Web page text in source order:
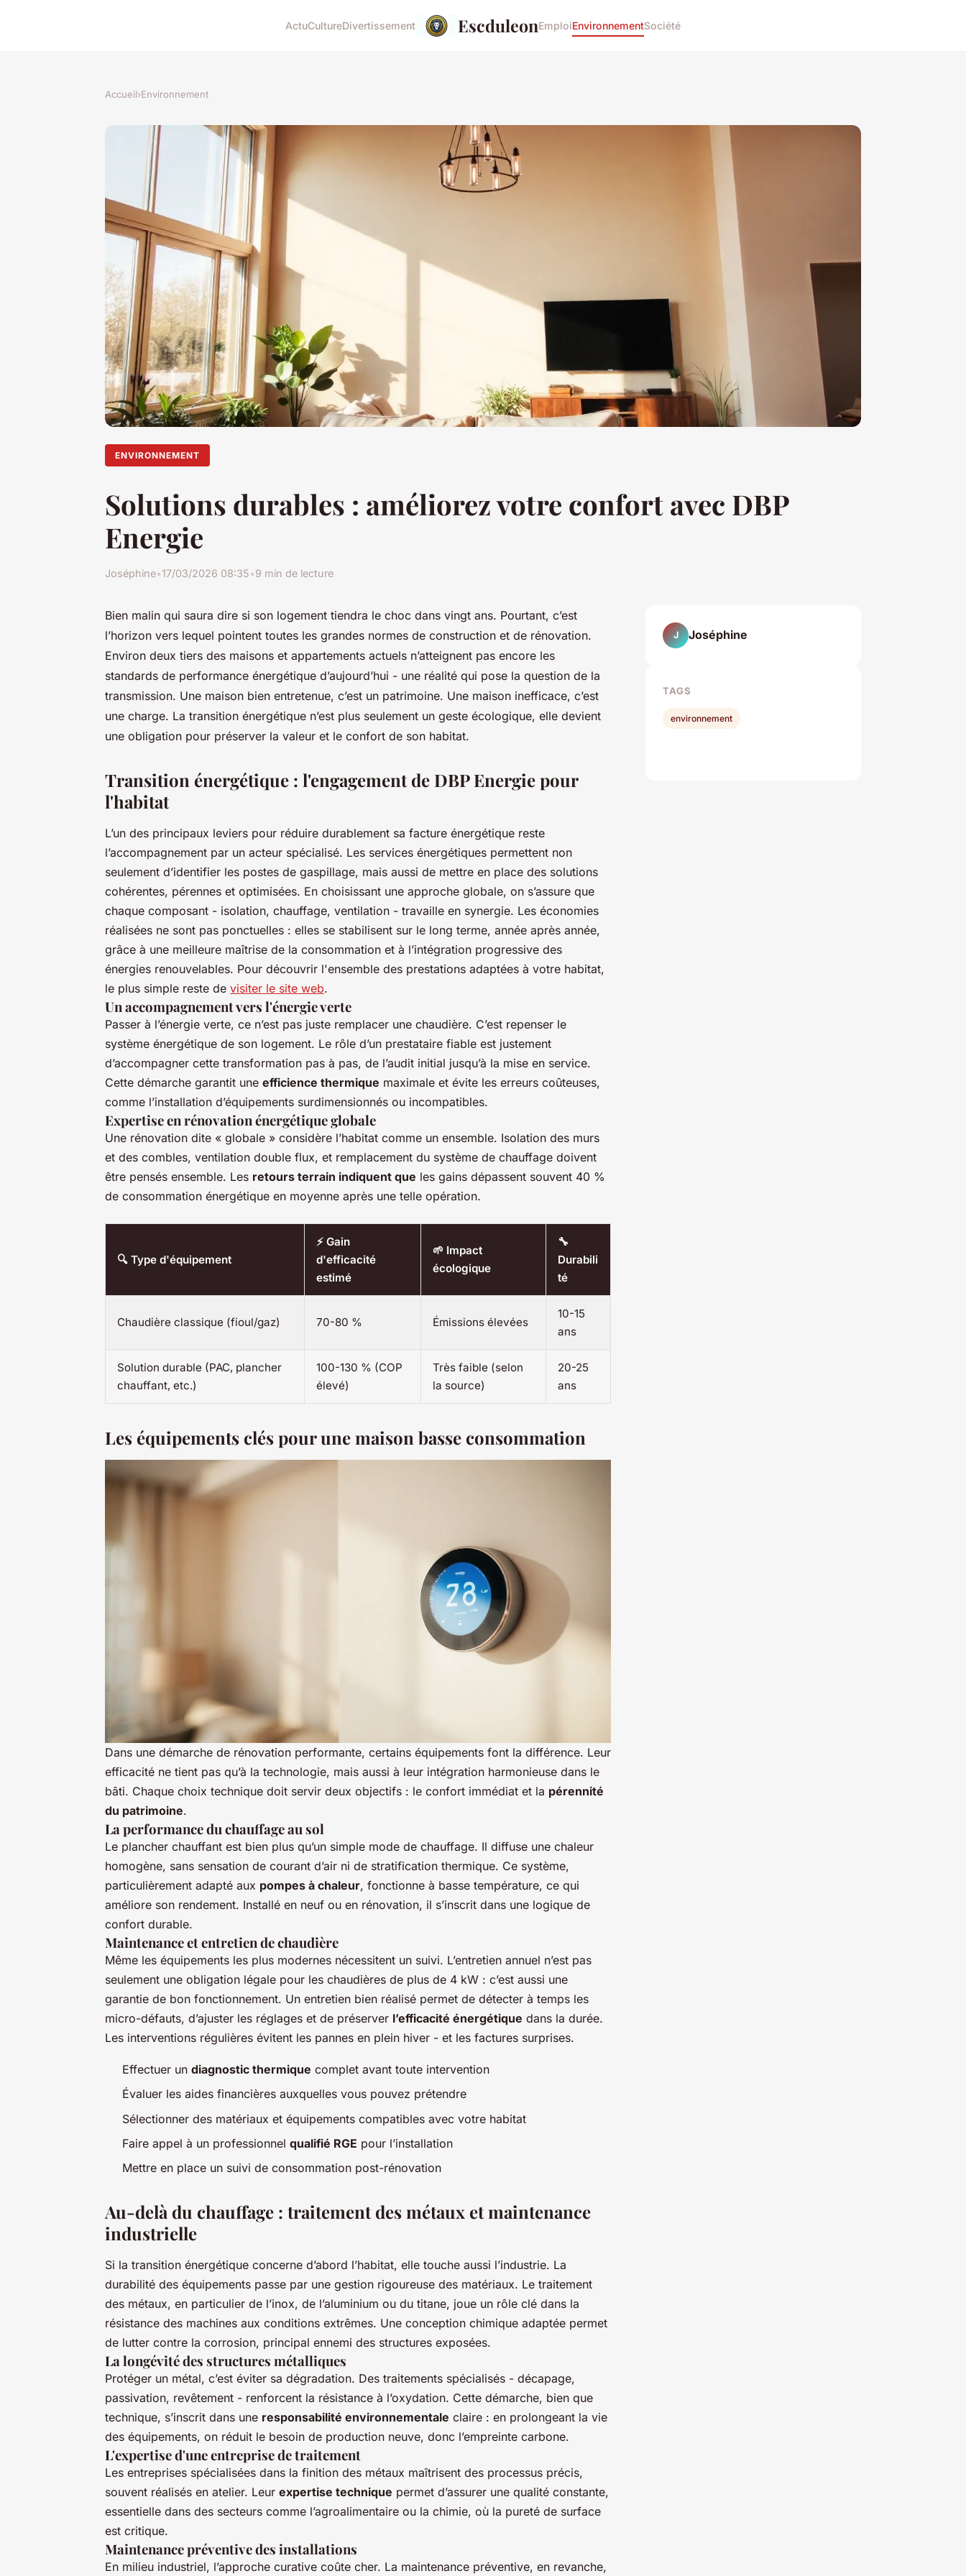
ActuCultureDivertissement EscduleonEmploiEnvironnementSociété
Accueil›Environnement
ENVIRONNEMENT
Solutions durables : améliorez votre confort avec DBP
Energie
Joséphine•17/03/2026 08:35•9 min de lecture
Bien malin qui saura dire si son logement tiendra le choc dans vingt ans. Pourtant, c’est
l’horizon vers lequel pointent toutes les grandes normes de construction et de rénovation.
Environ deux tiers des maisons et appartements actuels n’atteignent pas encore les
standards de performance énergétique d’aujourd’hui - une réalité qui pose la question de la
transmission. Une maison bien entretenue, c’est un patrimoine. Une maison inefficace, c’est
une charge. La transition énergétique n’est plus seulement un geste écologique, elle devient
une obligation pour préserver la valeur et le confort de son habitat.
Transition énergétique : l'engagement de DBP Energie pour
l'habitat
L’un des principaux leviers pour réduire durablement sa facture énergétique reste
l’accompagnement par un acteur spécialisé. Les services énergétiques permettent non
seulement d’identifier les postes de gaspillage, mais aussi de mettre en place des solutions
cohérentes, pérennes et optimisées. En choisissant une approche globale, on s’assure que
chaque composant - isolation, chauffage, ventilation - travaille en synergie. Les économies
réalisées ne sont pas ponctuelles : elles se stabilisent sur le long terme, année après année,
grâce à une meilleure maîtrise de la consommation et à l’intégration progressive des
énergies renouvelables. Pour découvrir l'ensemble des prestations adaptées à votre habitat,
le plus simple reste de visiter le site web.
Un accompagnement vers l'énergie verte
Passer à l’énergie verte, ce n’est pas juste remplacer une chaudière. C’est repenser le
système énergétique de son logement. Le rôle d’un prestataire fiable est justement
d’accompagner cette transformation pas à pas, de l’audit initial jusqu’à la mise en service.
Cette démarche garantit une efficience thermique maximale et évite les erreurs coûteuses,
comme l’installation d’équipements surdimensionnés ou incompatibles.
Expertise en rénovation énergétique globale
Une rénovation dite « globale » considère l’habitat comme un ensemble. Isolation des murs
et des combles, ventilation double flux, et remplacement du système de chauffage doivent
être pensés ensemble. Les retours terrain indiquent que les gains dépassent souvent 40 %
de consommation énergétique en moyenne après une telle opération.
🔍 Type d'équipement
⚡ Gain
d'efficacité
estimé
🌱 Impact
écologique
🔧
Durabili
té
Chaudière classique (fioul/gaz) 70-80 % Émissions élevées
10-15
ans
Solution durable (PAC, plancher
chauffant, etc.)
100-130 % (COP
élevé)
Très faible (selon
la source)
20-25
ans
Les équipements clés pour une maison basse consommation
Dans une démarche de rénovation performante, certains équipements font la différence. Leur
efficacité ne tient pas qu’à la technologie, mais aussi à leur intégration harmonieuse dans le
bâti. Chaque choix technique doit servir deux objectifs : le confort immédiat et la pérennité
du patrimoine.
La performance du chauffage au sol
Le plancher chauffant est bien plus qu’un simple mode de chauffage. Il diffuse une chaleur
homogène, sans sensation de courant d’air ni de stratification thermique. Ce système,
particulièrement adapté aux pompes à chaleur, fonctionne à basse température, ce qui
améliore son rendement. Installé en neuf ou en rénovation, il s’inscrit dans une logique de
confort durable.
Maintenance et entretien de chaudière
Même les équipements les plus modernes nécessitent un suivi. L’entretien annuel n’est pas
seulement une obligation légale pour les chaudières de plus de 4 kW : c’est aussi une
garantie de bon fonctionnement. Un entretien bien réalisé permet de détecter à temps les
micro-défauts, d’ajuster les réglages et de préserver l’efficacité énergétique dans la durée.
Les interventions régulières évitent les pannes en plein hiver - et les factures surprises.
Effectuer un diagnostic thermique complet avant toute intervention
Évaluer les aides financières auxquelles vous pouvez prétendre
Sélectionner des matériaux et équipements compatibles avec votre habitat
Faire appel à un professionnel qualifié RGE pour l’installation
Mettre en place un suivi de consommation post-rénovation
Au-delà du chauffage : traitement des métaux et maintenance
industrielle
Si la transition énergétique concerne d’abord l’habitat, elle touche aussi l’industrie. La
durabilité des équipements passe par une gestion rigoureuse des matériaux. Le traitement
des métaux, en particulier de l’inox, de l’aluminium ou du titane, joue un rôle clé dans la
résistance des machines aux conditions extrêmes. Une conception chimique adaptée permet
de lutter contre la corrosion, principal ennemi des structures exposées.
La longévité des structures métalliques
Protéger un métal, c’est éviter sa dégradation. Des traitements spécialisés - décapage,
passivation, revêtement - renforcent la résistance à l’oxydation. Cette démarche, bien que
technique, s’inscrit dans une responsabilité environnementale claire : en prolongeant la vie
des équipements, on réduit le besoin de production neuve, donc l’empreinte carbone.
L'expertise d'une entreprise de traitement
Les entreprises spécialisées dans la finition des métaux maîtrisent des processus précis,
souvent réalisés en atelier. Leur expertise technique permet d’assurer une qualité constante,
essentielle dans des secteurs comme l’agroalimentaire ou la chimie, où la pureté de surface
est critique.
Maintenance préventive des installations
En milieu industriel, l’approche curative coûte cher. La maintenance préventive, en revanche,
J Joséphine
TAGS
environnement